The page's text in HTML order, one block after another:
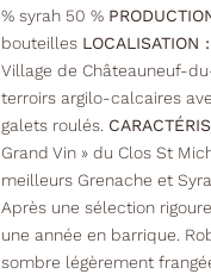
% syrah 50 %
bouteilles LOCALISATION :
Village de Châteauneuf-
terroirs argilo-calcaires
galets roulés.
Grand Vin » du Clos St
meilleurs Grenache et
Après une sélection
une année en barrique.
sombre légèrement